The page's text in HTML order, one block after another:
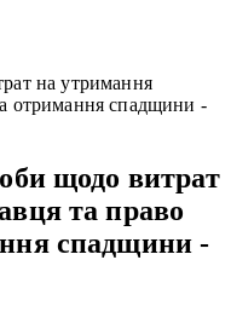
на утримання
отримання спадщини -
щодо витрат
та право
спадщини -